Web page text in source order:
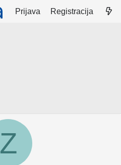
Prijava Registracija
Z